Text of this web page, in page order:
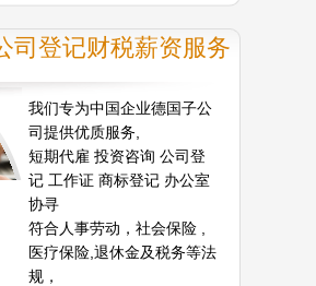
司登记财税薪资服务
我们专为中国企业德国子公
司提供优质服务,
短期代雇 投资咨询 公司登
记 工作证 商标登记 办公室
协寻
符合人事劳动，社会保险 ,
医疗保险,退休金及税务等法
规，